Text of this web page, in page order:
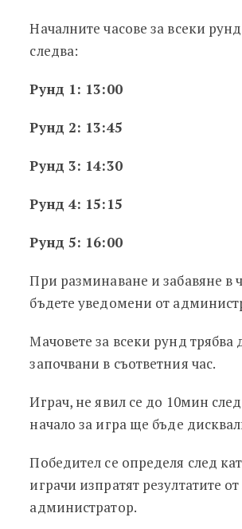
Началните часове за всеки
следва:
Рунд 1: 13:00
Рунд 2: 13:45
Рунд 3: 14:30
Рунд 4: 15:15
Рунд 5: 16:00
При разминаване и забавяне в
бъдете уведомени от
Мачовете за всеки рунд трябва
започвани в съответния час.
Играч, не явил се до 10мин
начало за игра ще бъде
Победител се определя след
играчи изпратят резултатите
администратор.